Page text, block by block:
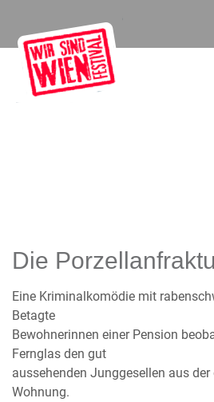
Die
Eine Kriminalkomödie mit
Betagte
Bewohnerinnen einer Pension
Fernglas den gut
aussehenden Junggesellen aus
Wohnung.